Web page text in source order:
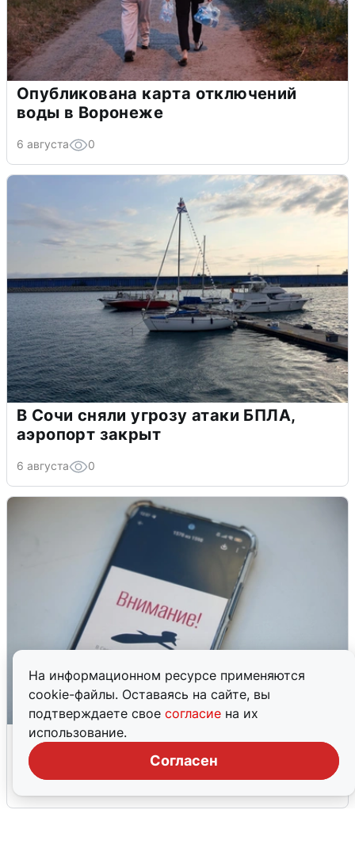
На информационном ресурсе применяются
cookie-файлы. Оставаясь на сайте, вы
подтверждаете свое согласие на их
использование.
Согласен
Опубликована карта отключений
воды в Воронеже
6 августа 0
В Сочи сняли угрозу атаки БПЛА,
аэропорт закрыт
6 августа 0
Ракетная опасность в Свердловской
области: что известно